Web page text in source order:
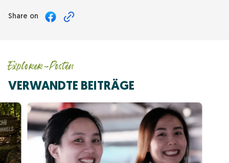
Share on
Explorer-Posten
VERWANDTE BEITRÄGE